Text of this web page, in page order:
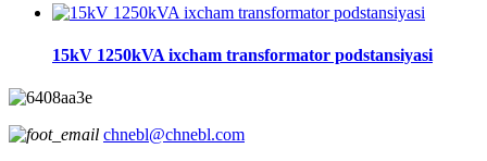
15kV 1250kVA ixcham transformator podstansiyasi
chnebl@chnebl.com